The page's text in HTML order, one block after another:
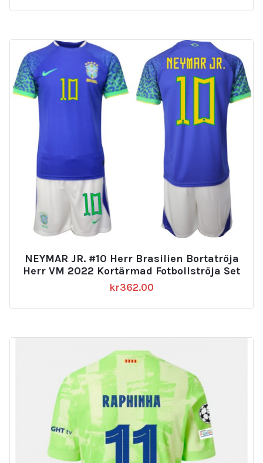
NEYMAR JR. #10 Herr Brasilien Bortatröja
Herr VM 2022 Kortärmad Fotbollströja Set
kr362.00